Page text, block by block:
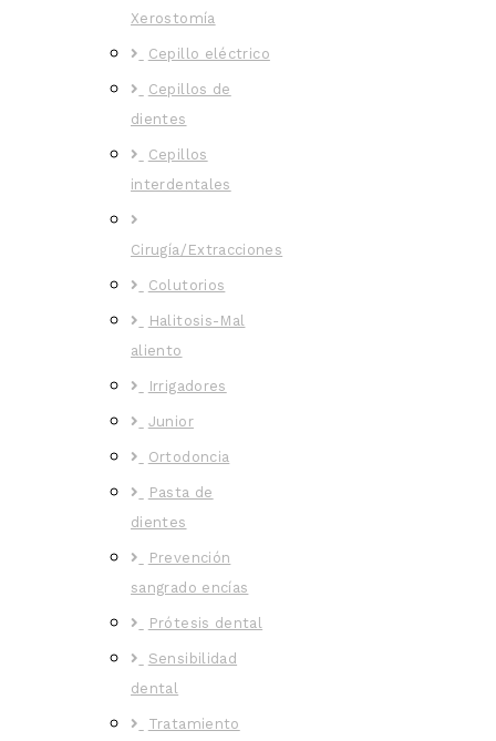
Xerostomía
Cepillo eléctrico
Cepillos de
dientes
Cepillos
interdentales
Cirugía/Extracciones
Colutorios
Halitosis-Mal
aliento
Irrigadores
Junior
Ortodoncia
Pasta de
dientes
Prevención
sangrado encías
Prótesis dental
Sensibilidad
dental
Tratamiento